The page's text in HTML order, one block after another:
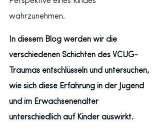
wahrzunehmen.
In diesem Blog werden wir die
verschiedenen Schichten des VCUG-
Traumas entschlüsseln und untersuchen,
wie sich diese Erfahrung in der Jugend
und im Erwachsenenalter
unterschiedlich auf Kinder auswirkt.